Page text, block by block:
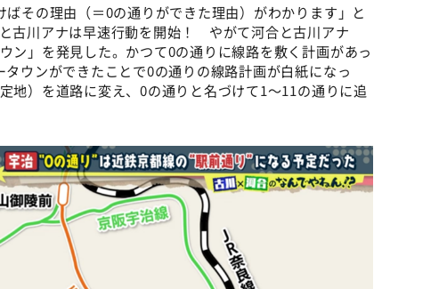
ばその理由（＝0の通りができた理由）がわかります」と
古川アナは早速行動を開始！ やがて河合と古川アナ
ン」を発見した。かつて0の通りに線路を敷く計画があっ
ウンができたことで0の通りの線路計画が白紙になっ
地）を道路に変え、0の通りと名づけて1～11の通りに追